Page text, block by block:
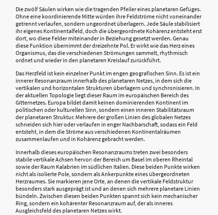
Die zwölf Säulen wirken wie die tragenden Pfeiler eines planetaren Gefüges.
Ohne eine koordinierende Mitte würden ihre Feldströme nicht voneinander
getrennt verlaufen, sondern ungeordnet überlagern. Jede Säule stabilisiert
ihr eigenes Kontinentalfeld, doch die übergeordnete Kohärenz entsteht erst
dort, wo diese Felder miteinander in Beziehung gesetzt werden. Genau
diese Funktion übernimmt der dreizehnte Pol. Er wirkt wie das Herz eines
Organismus, das die verschiedenen Strömungen sammelt, rhythmisch
ordnet und wieder in den planetaren Kreislauf zurückführt.
Das Herzfeld ist kein einzelner Punkt im engen geografischen Sinn. Es ist ein
innerer Resonanzraum innerhalb des planetaren Netzes, in dem sich die
vertikalen und horizontalen Strukturen überlagern und synchronisieren. In
der aktuellen Topologie liegt dieser Raum im europäischen Bereich des
Gitternetzes. Europa bildet damit keinen dominierenden Kontinent im
politischen oder kulturellen Sinn, sondern einen inneren Stabilitätsraum
der planetaren Struktur. Mehrere der großen Linien des globalen Netzes
schneiden sich hier oder verlaufen in enger Nachbarschaft, sodass ein Feld
entsteht, in dem die Ströme aus verschiedenen Kontinentalräumen
zusammenlaufen und in Kohärenz gebracht werden.
Innerhalb dieses europäischen Resonanzraums treten zwei besonders
stabile vertikale Achsen hervor: der Bereich um Basel im oberen Rheintal
sowie der Raum Kalabrien im südlichen Italien. Diese beiden Punkte wirken
nicht als isolierte Pole, sondern als Ankerpunkte eines übergeordneten
Herzraumes. Sie markieren jene Orte, an denen die vertikale Feldstruktur
besonders stark ausgeprägt ist und an denen sich mehrere planetare Linien
bündeln. Zwischen diesen beiden Punkten spannt sich kein mechanischer
Ring, sondern ein kohärenter Resonanzraum auf, der als inneres
Ausgleichsfeld des planetaren Netzes wirkt.